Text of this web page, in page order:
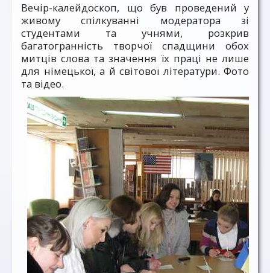
Вечір-калейдоскоп, що був проведений у
живому спілкуванні модератора зі
студентами та учнями, розкрив
багатогранність творчої спадщини обох
митців слова та значення їх праці не лише
для німецької, а й світової літератури. Фото
та відео.